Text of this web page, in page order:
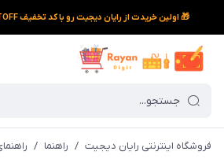
🎁 اولین خریدت از رایان دیجیت رو با کد تخفیف FIRSTOFF ارزون‌تر انجام بده.
فروشگاه اینترنتی رایان دیجیت / راهنما /